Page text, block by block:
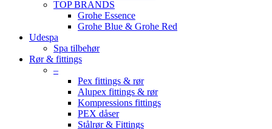
TOP BRANDS
Grohe Essence
Grohe Blue & Grohe Red
Udespa
Spa tilbehør
Rør & fittings
–
Pex fittings & rør
Alupex fittings & rør
Kompressions fittings
PEX dåser
Stålrør & Fittings